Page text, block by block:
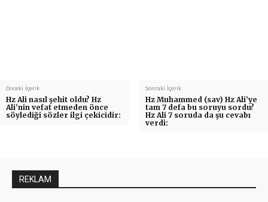
Önceki İçerik
Hz Ali nasıl şehit oldu? Hz
Ali’nin vefat etmeden önce
söylediği sözler ilgi çekicidir:
Sonraki İçerik
Hz Muhammed (sav) Hz Ali’ye
tam 7 defa bu soruyu sordu?
Hz Ali 7 soruda da şu cevabı
verdi:
REKLAM